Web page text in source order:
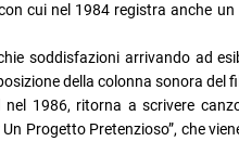
cui nel 1984 registra anche
soddisfazioni arrivando ad
della colonna sonora del
nel 1986, ritorna a scrivere
Progetto Pretenzioso”, che